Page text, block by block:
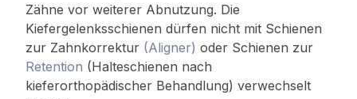
Zähne vor weiterer Abnutzung. Die
Kiefergelenksschienen dürfen nicht mit Schienen
zur Zahnkorrektur (Aligner) oder Schienen zur
Retention (Halteschienen nach
kieferorthopädischer Behandlung) verwechselt